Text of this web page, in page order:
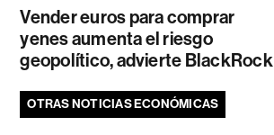
Vender euros para comprar
yenes aumenta el riesgo
geopolítico, advierte BlackRock
OTRAS NOTICIAS ECONÓMICAS